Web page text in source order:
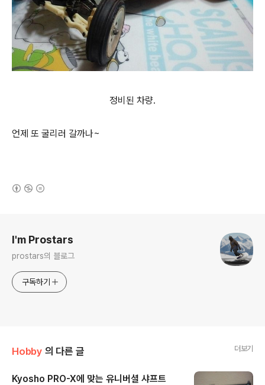
정비된 차량.
언제 또 굴리러 갈까나~
I'm Prostars
prostars의 블로그
구독하기
Hobby 의 다른 글 더보기
Kyosho PRO-X에 맞는 유니버셜 샤프트